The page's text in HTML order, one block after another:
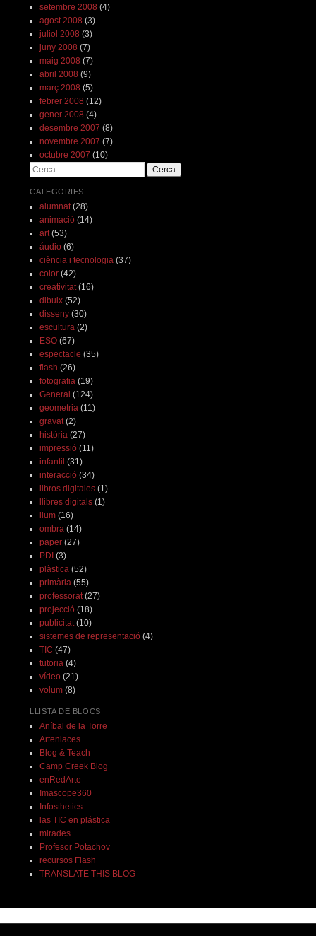
setembre 2008 (4)
agost 2008 (3)
juliol 2008 (3)
juny 2008 (7)
maig 2008 (7)
abril 2008 (9)
març 2008 (5)
febrer 2008 (12)
gener 2008 (4)
desembre 2007 (8)
novembre 2007 (7)
octubre 2007 (10)
Cerca
CATEGORIES
alumnat(28)
animació(14)
art(53)
áudio(6)
ciència i tecnologia(37)
color(42)
creativitat(16)
dibuix(52)
disseny(30)
escultura(2)
ESO(67)
espectacle (35)
flash (26)
fotografia(19)
General (124)
geometria(11)
gravat(2)
història(27)
impressió(11)
infantil (31)
interacció(34)
libros digitales(1)
llibres digitals(1)
llum(16)
ombra(14)
paper(27)
PDI (3)
plàstica(52)
primària(55)
professorat(27)
projecció(18)
publicitat(10)
sistemes de representació(4)
TIC (47)
tutoria(4)
vídeo(21)
volum(8)
LLISTA DE BLOCS
Aníbal de la Torre
Artenlaces
Blog & Teach
Camp Creek Blog
enRedArte
Imascope360
Infosthetics
las TIC en plástica
mirades
Profesor Potachov
recursos Flash
TRANSLATE THIS BLOG